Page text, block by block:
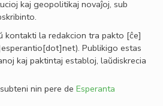
kaj geopolitikaj novaĵoj, sub
kontakti la redakcion tra pakto [ĉe]
. Publikigo estas
kaj paktintaj establoj, laŭdiskrecia
nin pere de Esperanta